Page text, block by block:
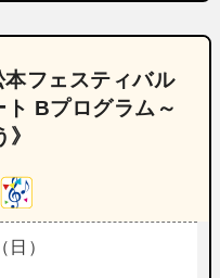
フェスティバル
ト Bプログラム～
）